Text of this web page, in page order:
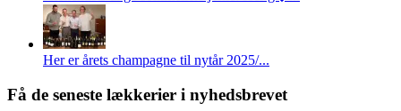
Her er årets champagne til nytår 2025/...
Få de seneste lækkerier i nyhedsbrevet